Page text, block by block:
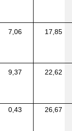
7,06 17,85
9,37 22,62
0,43 26,67